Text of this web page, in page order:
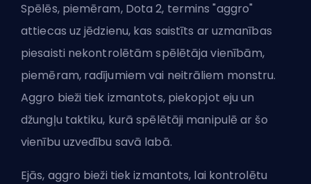
Spēlēs, piemēram, Dota 2, termins "aggro"
attiecas uz jēdzienu, kas saistīts ar uzmanības
piesaisti nekontrolētām spēlētāja vienībām,
piemēram, radījumiem vai neitrāliem monstru.
Aggro bieži tiek izmantots, piekopjot eju un
džungļu taktiku, kurā spēlētāji manipulē ar šo
vienību uzvedību savā labā.
Ejās, aggro bieži tiek izmantots, lai kontrolētu